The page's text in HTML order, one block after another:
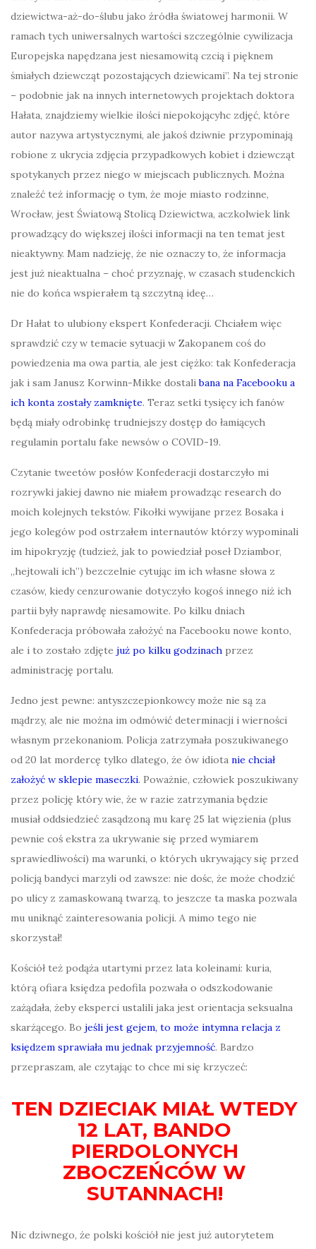
dziewictwa-aż-do-ślubu jako źródła światowej harmonii. W
ramach tych uniwersalnych wartości szczególnie cywilizacja
Europejska napędzana jest niesamowitą czcią i pięknem
śmiałych dziewcząt pozostających dziewicami”. Na tej stronie
– podobnie jak na innych internetowych projektach doktora
Hałata, znajdziemy wielkie ilości niepokojącyhc zdjęć, które
autor nazywa artystycznymi, ale jakoś dziwnie przypominają
robione z ukrycia zdjęcia przypadkowych kobiet i dziewcząt
spotykanych przez niego w miejscach publicznych. Można
znaleźć też informację o tym, że moje miasto rodzinne,
Wrocław, jest Światową Stolicą Dziewictwa, aczkolwiek link
prowadzący do większej ilości informacji na ten temat jest
nieaktywny. Mam nadzieję, że nie oznaczy to, że informacja
jest już nieaktualna – choć przyznaję, w czasach studenckich
nie do końca wspierałem tą szczytną ideę…
Dr Hałat to ulubiony ekspert Konfederacji. Chciałem więc
sprawdzić czy w temacie sytuacji w Zakopanem coś do
powiedzenia ma owa partia, ale jest ciężko: tak Konfederacja
jak i sam Janusz Korwinn-Mikke dostalibana na Facebooku a
ich konta zostały zamknięte. Teraz setki tysięcy ich fanów
będą miały odrobinkę trudniejszy dostęp do łamiących
regulamin portalu fake newsów o COVID-19.
Czytanie tweetów posłów Konfederacji dostarczyło mi
rozrywki jakiej dawno nie miałem prowadząc research do
moich kolejnych tekstów. Fikołki wywijane przez Bosaka i
jego kolegów pod ostrzałem internautów którzy wypominali
im hipokryzję (tudzież, jak to powiedział poseł Dziambor,
„hejtowali ich”) bezczelnie cytując im ich własne słowa z
czasów, kiedy cenzurowanie dotyczyło kogoś innego niż ich
partii były naprawdę niesamowite. Po kilku dniach
Konfederacja próbowała założyć na Facebooku nowe konto,
ale i to zostało zdjęte już po kilku godzinach przez
administrację portalu.
Jedno jest pewne: antyszczepionkowcy może nie są za
mądrzy, ale nie można im odmówić determinacji i wierności
własnym przekonaniom. Policja zatrzymała poszukiwanego
od 20 lat mordercę tylko dlatego, że ów idiota nie chciał
założyć w sklepie maseczki. Poważnie, człowiek poszukiwany
przez policję który wie, że w razie zatrzymania będzie
musiał oddsiedzieć zasądzoną mu karę 25 lat więzienia (plus
pewnie coś ekstra za ukrywanie się przed wymiarem
sprawiedliwości) ma warunki, o których ukrywający się przed
policją bandyci marzyli od zawsze: nie dośc, że może chodzić
po ulicy z zamaskowaną twarzą, to jeszcze ta maska pozwala
mu uniknąć zainteresowania policji. A mimo tego nie
skorzystał!
Kościół też podąża utartymi przez lata koleinami: kuria,
którą ofiara księdza pedofila pozwała o odszkodowanie
zażądała, żeby eksperci ustalili jaka jest orientacja seksualna
skarżącego. Bo jeśli jest gejem, to może intymna relacja z
księdzem sprawiała mu jednak przyjemność. Bardzo
przepraszam, ale czytając to chce mi się krzyczeć:
TEN DZIECIAK MIAŁ WTEDY
12 LAT, BANDO
PIERDOLONYCH
ZBOCZEŃCÓW W
SUTANNACH!
Nic dziwnego, że polski kościół nie jest już autorytetem